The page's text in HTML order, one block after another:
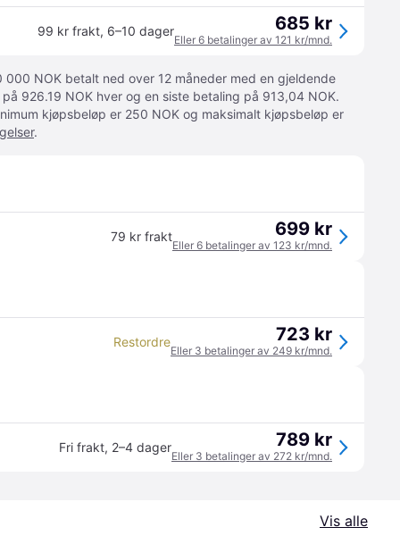
99 kr frakt, 6–10 dager 685 kr
Eller 6 betalinger av 121 kr/mnd.
000 NOK betalt ned over 12 måneder med en gjeldende
926.19 NOK hver og en siste betaling på 913,04 NOK.
kjøpsbeløp er 250 NOK og maksimalt kjøpsbeløp er
.
79 kr frakt 699 kr
Eller 6 betalinger av 123 kr/mnd.
Restordre 723 kr
Eller 3 betalinger av 249 kr/mnd.
Fri frakt, 2–4 dager 789 kr
Eller 3 betalinger av 272 kr/mnd.
Vis alle